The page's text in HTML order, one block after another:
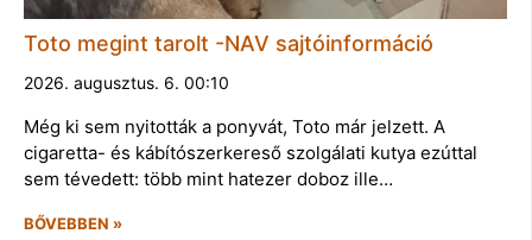
Toto megint tarolt -NAV sajtóinformáció
2026. augusztus. 6. 00:10
Még ki sem nyitották a ponyvát, Toto már jelzett. A
cigaretta- és kábítószerkereső szolgálati kutya ezúttal
sem tévedett: több mint hatezer doboz ille…
BŐVEBBEN »